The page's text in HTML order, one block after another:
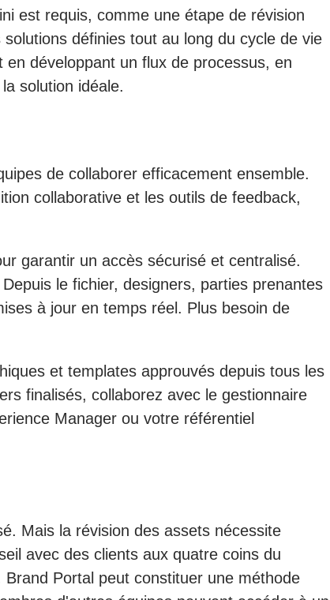
est requis, comme une étape de révision
définies tout au long du cycle de vie
développant un flux de processus, en
solution idéale.
de collaborer efficacement ensemble.
collaborative et les outils de feedback,
garantir un accès sécurisé et centralisé.
le fichier, designers, parties prenantes
à jour en temps réel. Plus besoin de
et templates approuvés depuis tous les
finalisés, collaborez avec le gestionnaire
Manager ou votre référentiel
Mais la révision des assets nécessite
avec des clients aux quatre coins du
Portal peut constituer une méthode